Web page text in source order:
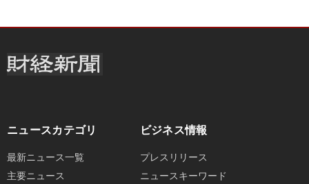
ニュースカテゴリ
最新ニュース一覧
主要ニュース
ビジネス情報
プレスリリース
ニュースキーワード